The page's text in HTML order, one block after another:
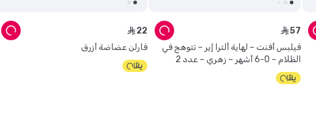
فيلبس أفنت – لهاية ألترا إير – تتوهج في
الظلام – 0-6 أشهر – زهري – عدد 2
ê57
فارلن عضاضة أزرق
ê 22